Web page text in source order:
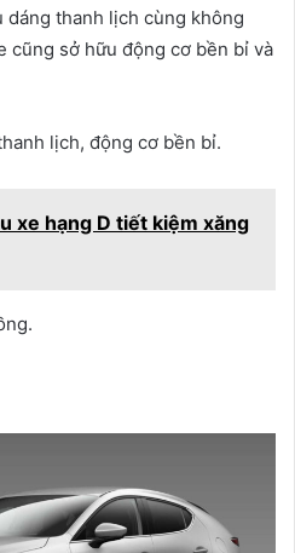
thanh lịch cùng không
cũng sở hữu động cơ bền bỉ và
lịch, động cơ bền bỉ.
xe hạng D tiết kiệm xăng